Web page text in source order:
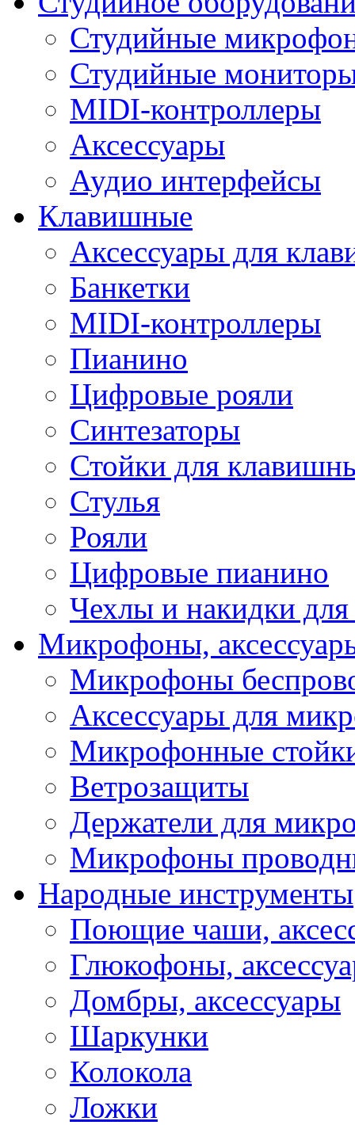
Студийные
Студийные
MIDI-контроллеры
Аксессуары
Аудио интерфейсы
Клавишные
Аксессуары для
Банкетки
MIDI-контроллеры
Пианино
Цифровые рояли
Синтезаторы
Стойки для
Стулья
Рояли
Цифровые пианино
Чехлы и накидки
Микрофоны,
Микрофоны
Аксессуары для
Микрофонные
Ветрозащиты
Держатели для
Микрофоны
Народные инструменты
Поющие чаши,
Глюкофоны,
Домбры, аксессуары
Шаркунки
Колокола
Ложки